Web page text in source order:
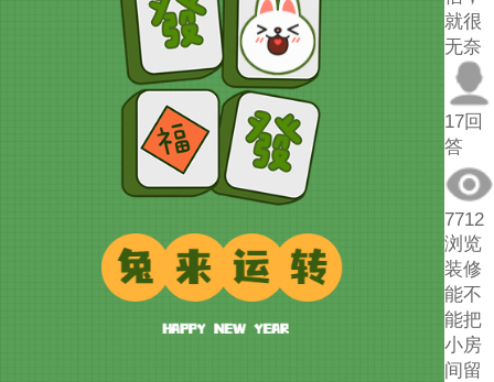
就很
无奈
17回
答
7712
浏览
装修
能不
能把
小房
间留